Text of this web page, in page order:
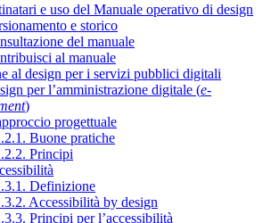
e uso del Manuale operativo di design
e storico
del manuale
al manuale
al design per i servizi pubblici digitali
per l’amministrazione digitale (e-
)
progettuale
Buone pratiche
Principi
Definizione
Accessibilità by design
Principi per l’accessibilità